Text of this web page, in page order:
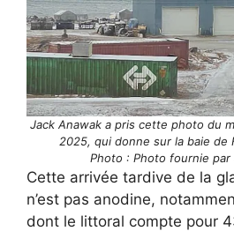
Jack Anawak a pris cette photo du
2025, qui donne sur la baie de
Photo : Photo fournie par
Cette arrivée tardive de la
n’est pas anodine,
dont le littoral compte pour